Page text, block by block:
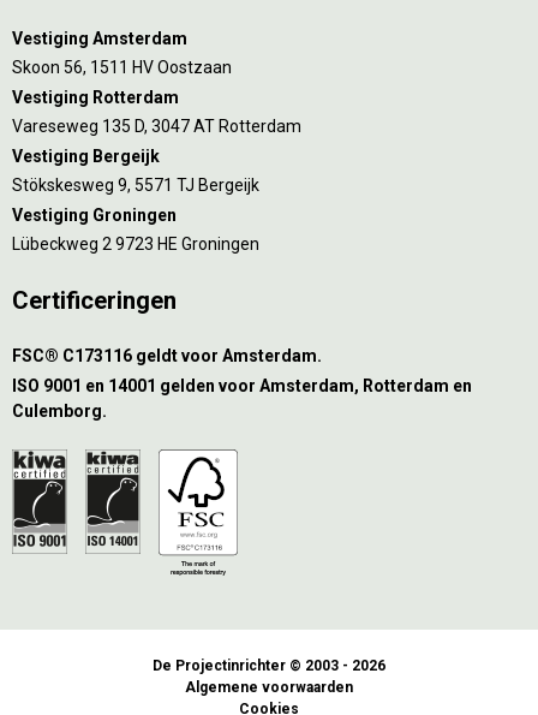
Vestiging Amsterdam
Skoon 56, 1511 HV Oostzaan
Vestiging Rotterdam
Vareseweg 135 D, 3047 AT Rotterdam
Vestiging Bergeijk
Stökskesweg 9, 5571 TJ Bergeijk
Vestiging Groningen
Lübeckweg 2 9723 HE Groningen
Certificeringen
FSC® C173116 geldt voor Amsterdam.
ISO 9001 en 14001 gelden voor Amsterdam, Rotterdam en
Culemborg.
De Projectinrichter © 2003 - 2026
Algemene voorwaarden
Cookies